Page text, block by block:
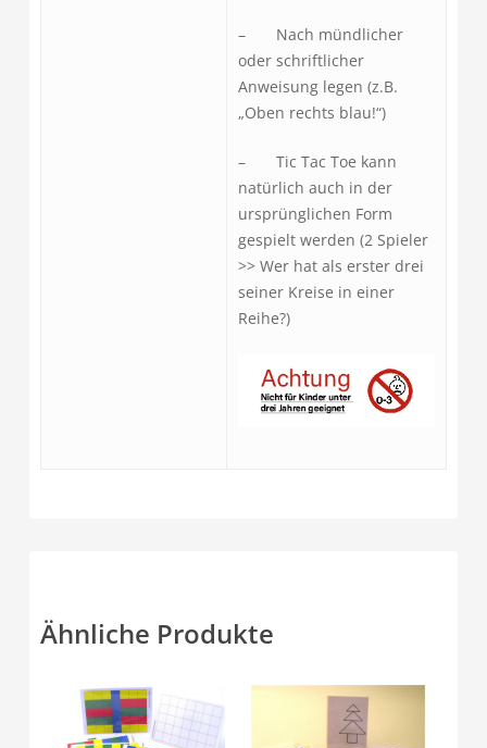
– Nach mündlicher
oder schriftlicher
Anweisung legen (z.B.
„Oben rechts blau!“)
– Tic Tac Toe kann
natürlich auch in der
ursprünglichen Form
gespielt werden (2 Spieler
>> Wer hat als erster drei
seiner Kreise in einer
Reihe?)
Ähnliche Produkte